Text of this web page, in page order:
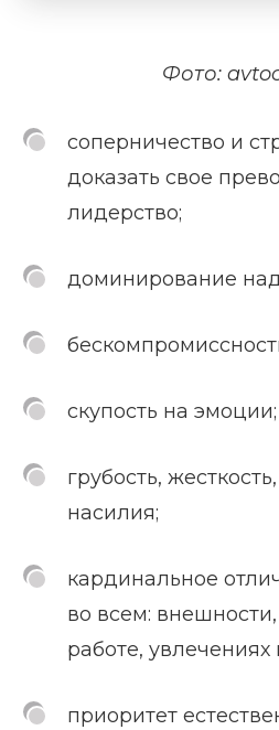
Фото:
соперничество и
доказать свое
лидерство;
доминирование
скупость на эмоции;
грубость,
насилия;
кардинальное
во всем:
работе, увлечениях
приоритет